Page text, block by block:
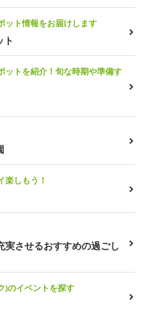
ット情報をお届けします
ト
ットを紹介！旬な時期や準備す
楽しもう！
させるおすすめの過ごし
)のイベントを探す